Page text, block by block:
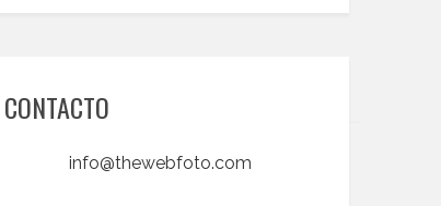
CONTACTO
info@thewebfoto.com